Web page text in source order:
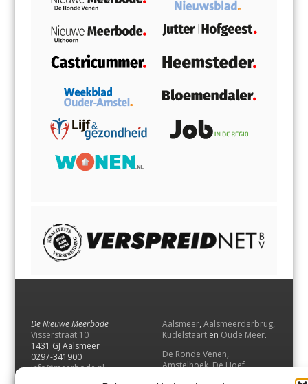
De Nieuwe Meerbode
Visserstraat 10
1431 GJ Aalsmeer
0297-341900
info@meerbode.nl
Aalsmeer, Aalsmeerderbrug,
Kudelstaart en Oude Meer.
De Ronde Venen,
Amstelhoek,De Hoef,